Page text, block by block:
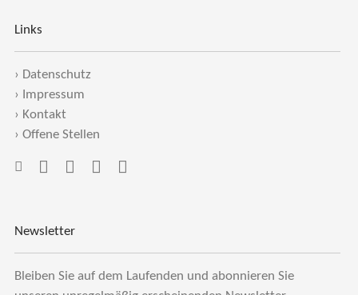
Links
› Datenschutz
›
Impressum
› Kontakt
› Offene Stellen
Newsletter
Bleiben Sie auf dem Laufenden und abonnieren Sie